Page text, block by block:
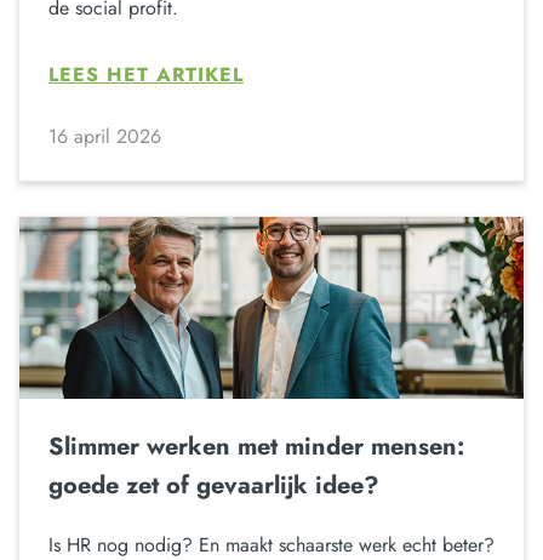
de social profit.
LEES HET ARTIKEL
16 april 2026
Slimmer werken met minder mensen:
goede zet of gevaarlijk idee?
Is HR nog nodig? En maakt schaarste werk echt beter?